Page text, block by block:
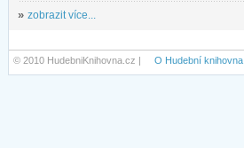
» zobrazit více...
© 2010 HudebniKnihovna.cz | O Hudební knihovna